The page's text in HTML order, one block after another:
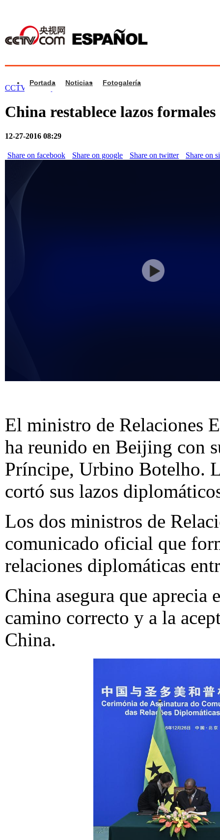
Portada Noticias Fotogalería
CCTV.com Español>Vídeos >China
China restablece lazos
12-27-2016 08:29
Share on facebook Share on google Share on twitter Share on
El ministro de Relaciones
ha reunido en Beijing con
Príncipe, Urbino Botelho.
cortó sus lazos
Los dos ministros de
comunicado oficial que
relaciones diplomáticas
China asegura que
camino correcto y a la
China.